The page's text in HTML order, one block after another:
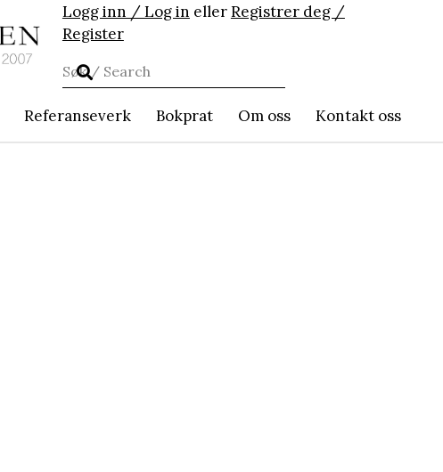
Logg inn / Log in ellerRegistrer deg /
Register
Referanseverk Bokprat Om oss Kontakt oss